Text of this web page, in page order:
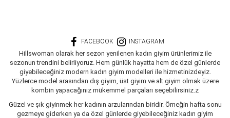
FACEBOOK INSTAGRAM
Hillswoman olarak her sezon yenilenen kadın giyim ürünlerimiz ile
sezonun trendini belirliyoruz. Hem günlük hayatta hem de özel günlerde
giyebileceğiniz modern kadın giyim modelleri ile hizmetinizdeyiz.
Yüzlerce model arasından dış giyim, üst giyim ve alt giyim olmak üzere
kombin yapacağınız mükemmel parçaları seçebilirsiniz.z
Güzel ve şık giyinmek her kadının arzularından biridir. Örneğin hafta sonu
gezmeye giderken ya da özel günlerde giyebileceğiniz kadın giyim